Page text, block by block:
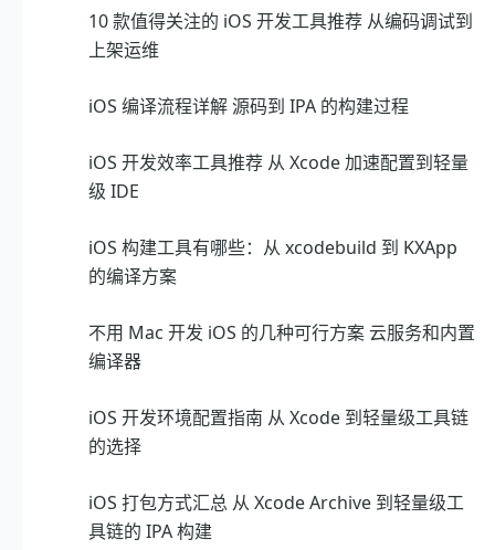
10 款值得关注的 iOS 开发工具推荐 从编码调试到
上架运维
iOS 编译流程详解 源码到 IPA 的构建过程
iOS 开发效率工具推荐 从 Xcode 加速配置到轻量
级 IDE
iOS 构建工具有哪些：从 xcodebuild 到 KXApp
的编译方案
不用 Mac 开发 iOS 的几种可行方案 云服务和内置
编译器
iOS 开发环境配置指南 从 Xcode 到轻量级工具链
的选择
iOS 打包方式汇总 从 Xcode Archive 到轻量级工
具链的 IPA 构建